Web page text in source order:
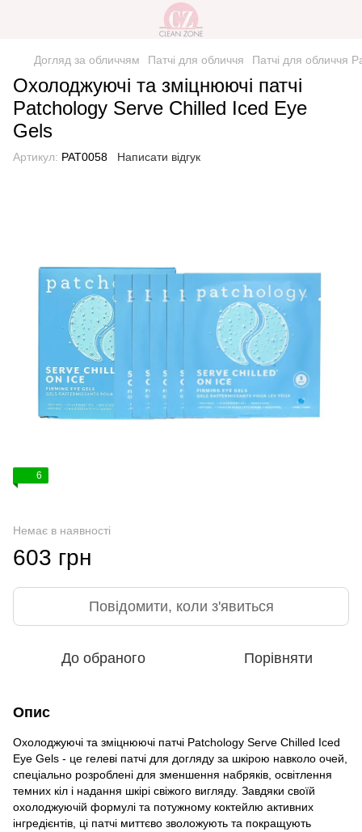
Догляд за обличчям Патчі для обличчя Патчі для обличчя
Охолоджуючі та зміцнюючі патчі
Patchology Serve Chilled Iced Eye
Gels
Артикул: PAT0058 Написати відгук
6
Немає в наявності
603 грн
Повідомити, коли з'явиться
До обраного Порівняти
Опис
Охолоджуючі та зміцнюючі патчі Patchology Serve Chilled Iced
Eye Gels - це гелеві патчі для догляду за шкірою навколо очей,
спеціально розроблені для зменшення набряків, освітлення
темних кіл і надання шкірі свіжого вигляду. Завдяки своїй
охолоджуючій формулі та потужному коктейлю активних
інгредієнтів, ці патчі миттєво зволожують та покращують